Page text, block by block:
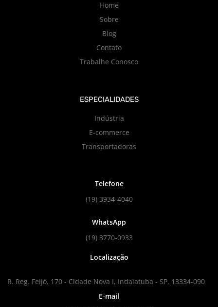
Home
Sobre
Blog
Contato
Trabalhe Conosco
ESPECIALIDADES
Indústria
E-commerce
Transportadoras
Telefone
(19) 3934-4040
WhatsApp
(19) 3770-0933
Localização
R. Reg. Feijó, 170 - Cidade Nova I, Indaiatuba - SP, 13334-090
E-mail